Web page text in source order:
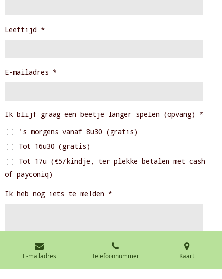
Leeftijd *
E-mailadres *
Ik blijf graag een beetje langer spelen (opvang) *
's morgens vanaf 8u30 (gratis)
Tot 16u30 (gratis)
Tot 17u (€5/kindje, ter plekke betalen met cash
of payconiq)
Ik heb nog iets te melden *
Stuur mij een kopie
E-mailadres Telefoonnummer Kaart